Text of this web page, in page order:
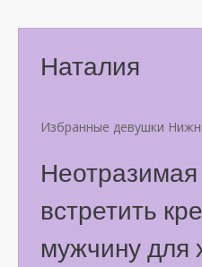
Наталия
Избранные девушки
встретить
мужчину для